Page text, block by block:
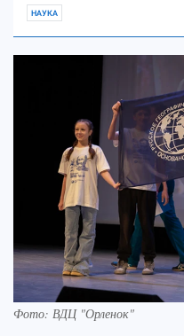
НАУКА
Фото: ВДЦ "Орленок"